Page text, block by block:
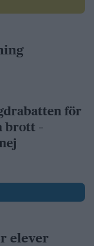
för
brott –
elever